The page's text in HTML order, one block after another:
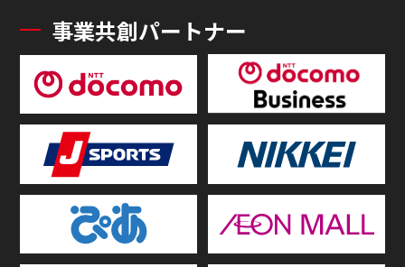
事業共創パートナー